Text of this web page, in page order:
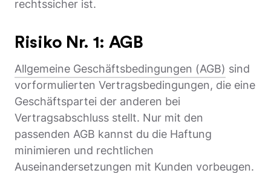
rechtssicher ist.
Risiko Nr. 1: AGB
Allgemeine Geschäftsbedingungen (AGB) sind
vorformulierten Vertragsbedingungen, die eine
Geschäftspartei der anderen bei
Vertragsabschluss stellt. Nur mit den
passenden AGB kannst du die Haftung
minimieren und rechtlichen
Auseinandersetzungen mit Kunden vorbeugen.